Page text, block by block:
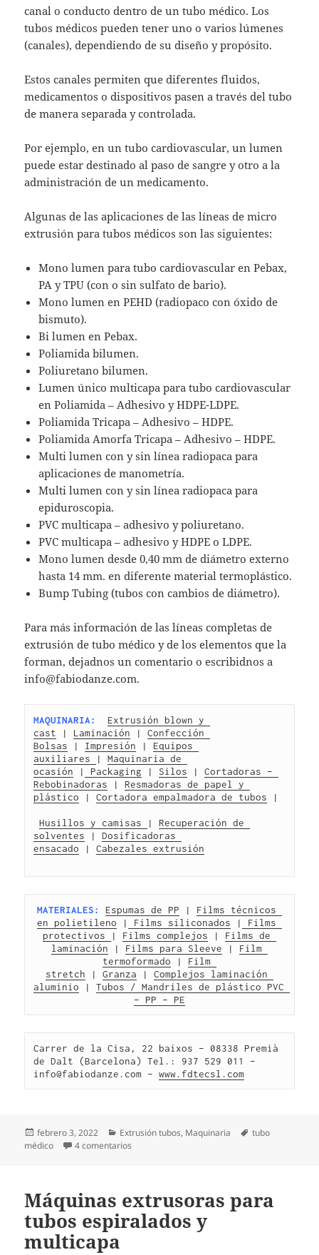
canal o conducto dentro de un tubo médico. Los
tubos médicos pueden tener uno o varios lúmenes
(canales), dependiendo de su diseño y propósito.
Estos canales permiten que diferentes fluidos,
medicamentos o dispositivos pasen a través del tubo
de manera separada y controlada.
Por ejemplo, en un tubo cardiovascular, un lumen
puede estar destinado al paso de sangre y otro a la
administración de un medicamento.
Algunas de las aplicaciones de las líneas de micro
extrusión para tubos médicos son las siguientes:
Mono lumen para tubo cardiovascular en Pebax,
PA y TPU (con o sin sulfato de bario).
Mono lumen en PEHD (radiopaco con óxido de
bismuto).
Bi lumen en Pebax.
Poliamida bilumen.
Poliuretano bilumen.
Lumen único multicapa para tubo cardiovascular
en Poliamida – Adhesivo y HDPE-LDPE.
Poliamida Tricapa – Adhesivo – HDPE.
Poliamida Amorfa Tricapa – Adhesivo – HDPE.
Multi lumen con y sin línea radiopaca para
aplicaciones de manometría.
Multi lumen con y sin línea radiopaca para
epiduroscopia.
PVC multicapa – adhesivo y poliuretano.
PVC multicapa – adhesivo y HDPE o LDPE.
Mono lumen desde 0,40 mm de diámetro externo
hasta 14 mm. en diferente material termoplástico.
Bump Tubing (tubos con cambios de diámetro).
Para más información de las líneas completas de
extrusión de tubo médico y de los elementos que la
forman, dejadnos un comentario o escribidnos a
info@fabiodanze.com.
MAQUINARIA:
Extrusión blown y
cast | Laminación | Confección
Bolsas | Impresión | Equipos
auxiliares
| Maquinaria de
ocasión | Packaging | Silos | Cortadoras –
Rebobinadoras | Resmadoras de papel y
plástico | Cortadora empalmadora de tubos |
Husillos y camisas | Recuperación de
solventes | Dosificadoras
ensacado | Cabezales extrusión
MATERIALES: Espumas de PP | Films técnicos
en polietileno | Films siliconados |
Films
protectivos
| Films complejos | Films de
laminación | Films para Sleeve | Film
termoformado | Film
stretch | Granza | Complejos laminación
aluminio | Tubos / Mandriles de plástico PVC
– PP – PE
Carrer de la Cisa, 22 baixos – 08338 Premià
de Dalt (Barcelona) Tel.: 937 529 011 –
info@fabiodanze.com – www.fdtecsl.com
Publicado
el
febrero 3, 2022 Categorías
Extrusión tubos, Maquinaria Etiquetas
tubo
médico
4 comentarios
Máquinas extrusoras para
tubos espiralados y
multicapa